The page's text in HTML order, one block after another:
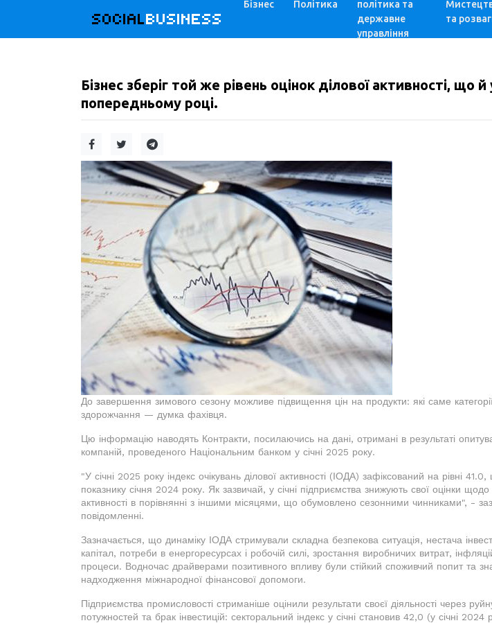
SOCIALBUSINESS
Бізнес Політика
політика та
державне
управління
та
Бізнес зберіг той же рівень оцінок ділової активності, що й
попередньому році.
До завершення зимового сезону можливе підвищення цін на продукти: які саме
здорожчання — думка фахівця.
Цю інформацію наводять Контракти, посилаючись на дані, отримані в результаті
компаній, проведеного Національним банком у січні 2025 року.
"У січні 2025 року індекс очікувань ділової активності (ІОДА) зафіксований на рівні
показнику січня 2024 року. Як зазвичай, у січні підприємства знижують свої оцінки щодо
активності в порівнянні з іншими місяцями, що обумовлено сезонними чинниками", -
повідомленні.
Зазначається, що динаміку ІОДА стримували складна безпекова ситуація, нестача
капітал, потреби в енергоресурсах і робочій силі, зростання виробничих витрат,
процеси. Водночас драйверами позитивного впливу були стійкий споживчий попит та
надходження міжнародної фінансової допомоги.
Підприємства промисловості стриманіше оцінили результати своєї діяльності через
потужностей та брак інвестицій: секторальний індекс у січні становив 42,0 (у січні